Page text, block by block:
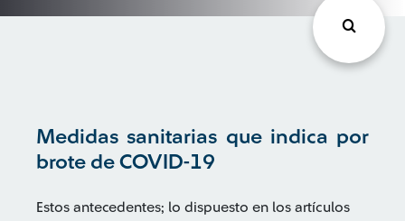
Medidas sanitarias que indica por
brote de COVID-19
Estos antecedentes; lo dispuesto en los artículos